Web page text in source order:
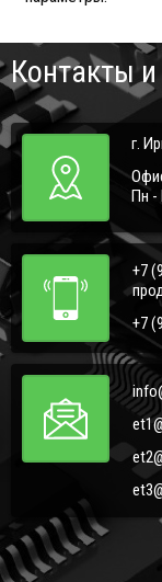
Контакты
г.
Пн -
+7
+7